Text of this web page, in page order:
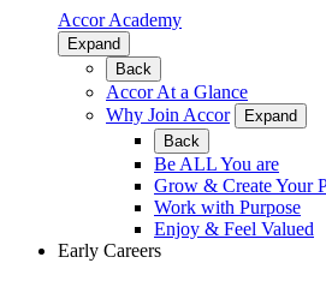
Accor Academy
Expand
Back
Accor At a Glance
Why Join Accor
Expand
Back
Be ALL You are
Grow & Create Your
Work with Purpose
Enjoy & Feel Valued
Early Careers